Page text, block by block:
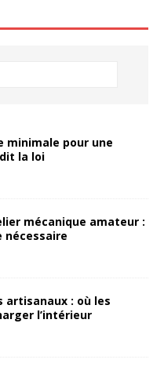
minimale pour une
la loi
mécanique amateur :
nécessaire
: où les
l’intérieur